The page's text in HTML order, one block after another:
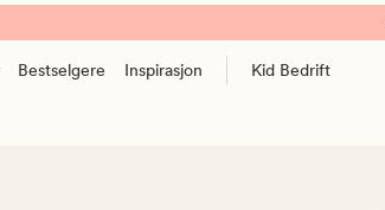
Bestselgere Inspirasjon Kid Bedrift